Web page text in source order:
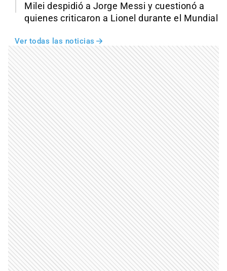
Milei despidió a Jorge Messi y cuestionó a
quienes criticaron a Lionel durante el Mundial
Ver todas las noticias